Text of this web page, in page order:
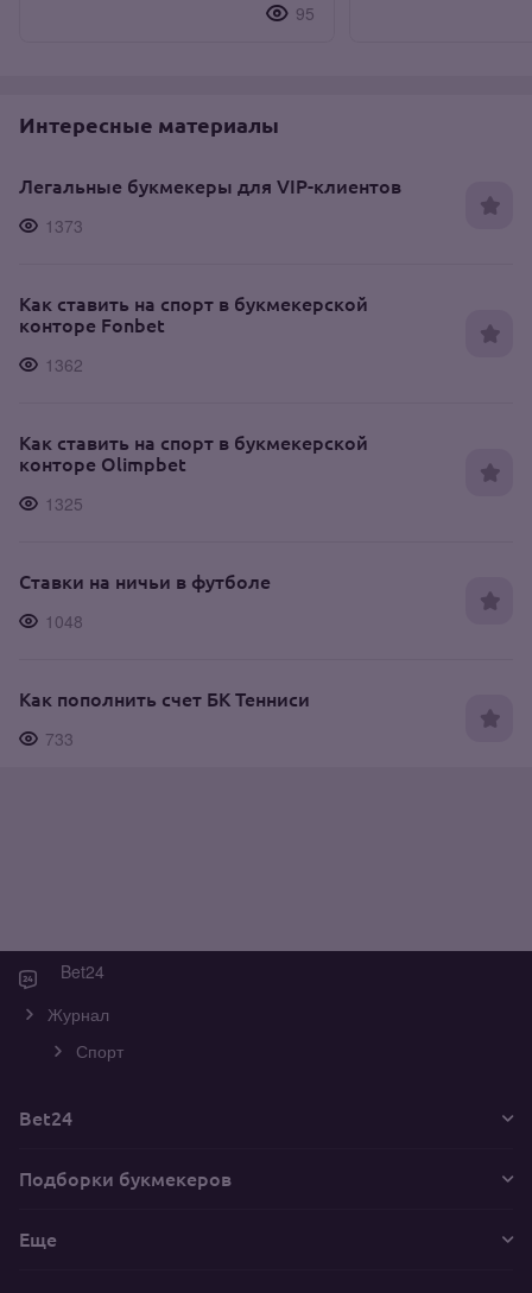
95
Интересные материалы
Легальные букмекеры для VIP-клиентов
1373
Как ставить на спорт в букмекерской
конторе Fonbet
1362
Как ставить на спорт в букмекерской
конторе Olimpbet
1325
Ставки на ничьи в футболе
1048
Как пополнить счет БК Тенниси
733
Bet24
Журнал
Спорт
Bet24
Подборки букмекеров
Еще